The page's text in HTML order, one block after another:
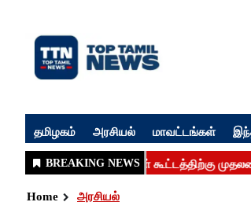
தமிழகம் அரசியல் மாவட்டங்கள்
Home அரசியல்